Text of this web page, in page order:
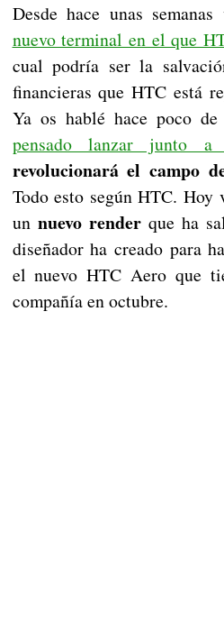
Desde hace unas
nuevo terminal en el que
cual podría ser la
financieras que HTC está
Ya os hablé hace poco
pensado lanzar junto
revolucionará el campo
Todo esto según HTC. Hoy
un nuevo renderque ha
diseñador ha creado para
el nuevo HTC Aero que
compañía en octubre.